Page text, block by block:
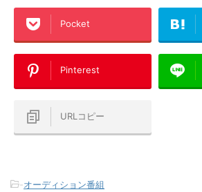
Pocket
Pinterest
URLコピー
-オーディション番組